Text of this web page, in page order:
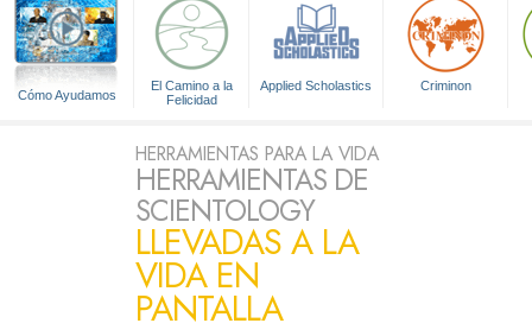
Cómo Ayudamos
El Camino a la
Felicidad
Applied Scholastics Criminon
HERRAMIENTAS PARA LA VIDA
HERRAMIENTAS DE
SCIENTOLOGY
LLEVADAS A LA
VIDA EN
PANTALLA